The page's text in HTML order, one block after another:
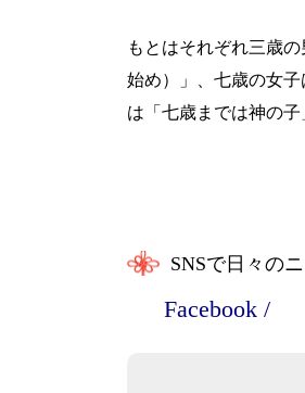
もとはそれぞれ三歳
始め）」、七歳の女
は「七歳までは神の
SNSで日々の
Facebook /